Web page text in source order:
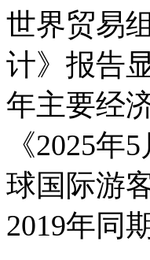
世界贸易
计》报告
年主要经
《2025
球国际游
2019年同